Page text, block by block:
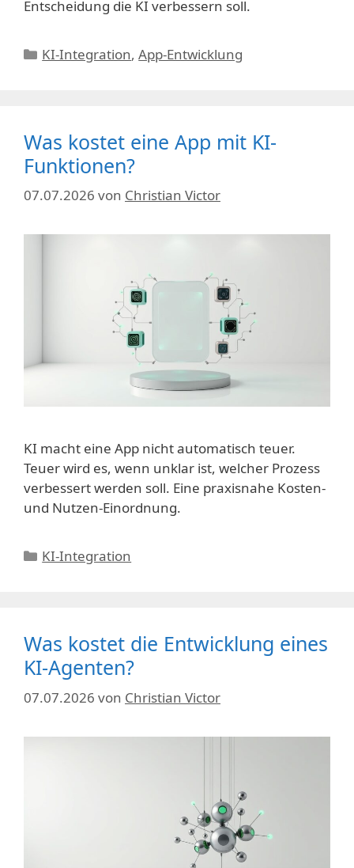
Entscheidung die KI verbessern soll.
Kategorien
KI-Integration,App-Entwicklung
Was kostet eine App mit KI-
Funktionen?
07.07.2026 von Christian Victor
KI macht eine App nicht automatisch teuer.
Teuer wird es, wenn unklar ist, welcher Prozess
verbessert werden soll. Eine praxisnahe Kosten-
und Nutzen-Einordnung.
Kategorien
KI-Integration
Was kostet die Entwicklung eines
KI-Agenten?
07.07.2026 von Christian Victor